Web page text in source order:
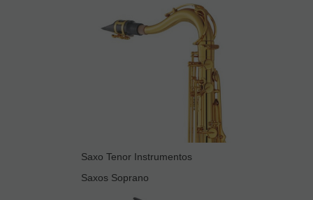
Saxo Tenor Instrumentos
Saxos Soprano